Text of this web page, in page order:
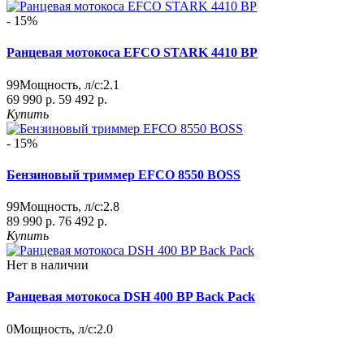
- 15%
Ранцевая мотокоса EFCO STARK 4410 BP
99Мощность, л/с:2.1
69 990 р. 59 492 р.
Купить
- 15%
Бензиновый триммер EFCO 8550 BOSS
99Мощность, л/с:2.8
89 990 р. 76 492 р.
Купить
Нет в наличии
Ранцевая мотокоса DSH 400 BP Back Pack
0Мощность, л/с:2.0